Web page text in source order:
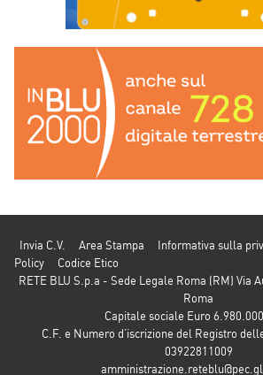
Invia C.V. Area Stampa Informativa sulla
Policy
Codice Etico
RETE BLU S.p.a - Sede Legale Roma (RM) Via
Roma
Capitale sociale Euro
C.F. e Numero d’iscrizione del Registro
03922811009